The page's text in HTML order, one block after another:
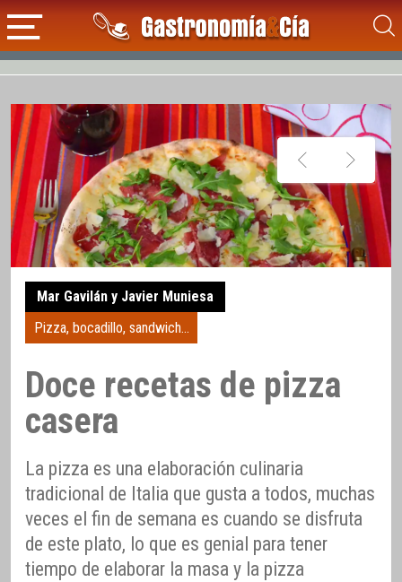
Mar Gavilán y Javier Muniesa
Pizza, bocadillo, sandwich...
Doce recetas de pizza
casera
La pizza es una elaboración culinaria
tradicional de Italia que gusta a todos, muchas
veces el fin de semana es cuando se disfruta
de este plato, lo que es genial para tener
tiempo de elaborar la masa y la pizza